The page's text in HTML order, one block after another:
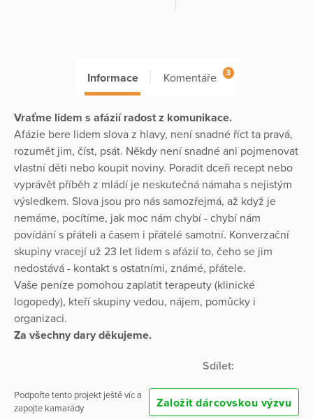
Informace Komentáře 3
Vraťme lidem s afázií radost z komunikace.
Afázie bere lidem slova z hlavy, není snadné říct ta pravá,
rozumět jim, číst, psát. Někdy není snadné ani pojmenovat
vlastní děti nebo koupit noviny. Poradit dceři recept nebo
vyprávět příběh z mládí je neskutečná námaha s nejistým
výsledkem. Slova jsou pro nás samozřejmá, až když je
nemáme, pocítíme, jak moc nám chybí - chybí nám
povídání s přáteli a časem i přátelé samotní. Konverzační
skupiny vracejí už 23 let lidem s afázií to, čeho se jim
nedostává - kontakt s ostatními, známé, přátele.
Vaše peníze pomohou zaplatit terapeuty (klinické
logopedy), kteří skupiny vedou, nájem, pomůcky i
organizaci.
Za všechny dary děkujeme.
Sdílet:
Podpořte tento projekt ještě víc a
zapojte kamarády
Založit dárcovskou výzvu